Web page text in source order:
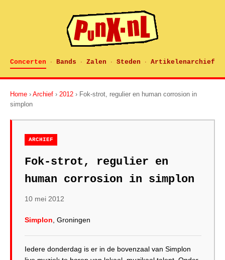
Concerten · Bands · Zalen · Steden · Artikelenarchief
Home › Archief › 2012 › Fok-strot, regulier en human corrosion in
simplon
ARCHIEF
Fok-strot, regulier en
human corrosion in simplon
10 mei 2012
Simplon , Groningen
Iedere donderdag is er in de bovenzaal van Simplon